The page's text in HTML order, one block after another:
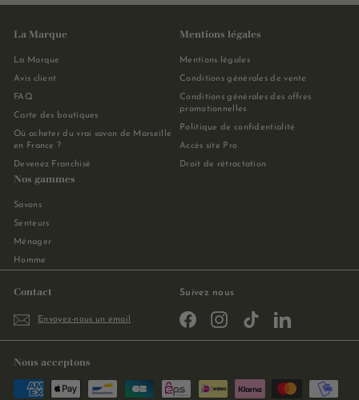
La Marque
La Marque
Avis client
FAQ
Carte des boutiques
Où acheter du vrai savon de Marseille
en France ?
Devenez Franchisé
Mentions légales
Mentions légales
Conditions générales de vente
Conditions générales des offres
promotionnelles
Politique de confidentialité
Accès site Pro
Droit de rétractation
Nos gammes
Savons
Senteurs
Ménager
Homme
Contact
Envoyez-nous un email
Suivez nous
FacebookInstagramTikTok LinkedIn
Nous acceptons